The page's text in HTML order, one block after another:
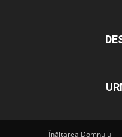
Înălțarea Domnului